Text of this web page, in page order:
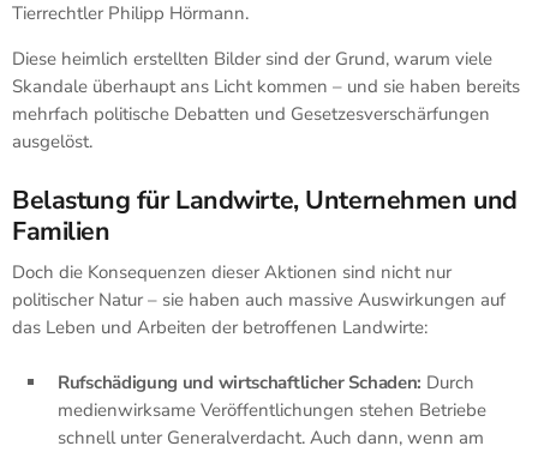
Tierrechtler Philipp Hörmann.
Diese heimlich erstellten Bilder sind der Grund, warum viele
Skandale überhaupt ans Licht kommen – und sie haben bereits
mehrfach politische Debatten und Gesetzesverschärfungen
ausgelöst.
Belastung für Landwirte, Unternehmen und
Familien
Doch die Konsequenzen dieser Aktionen sind nicht nur
politischer Natur – sie haben auch massive Auswirkungen auf
das Leben und Arbeiten der betroffenen Landwirte:
Rufschädigung und wirtschaftlicher Schaden: Durch
medienwirksame Veröffentlichungen stehen Betriebe
schnell unter Generalverdacht. Auch dann, wenn am